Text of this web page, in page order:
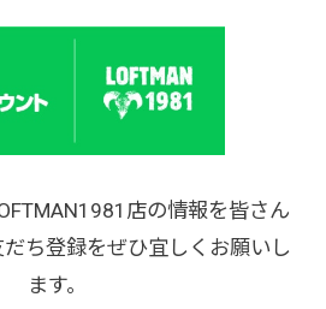
店の情報を皆さん
ち登録をぜひ宜しくお願いし
ます。